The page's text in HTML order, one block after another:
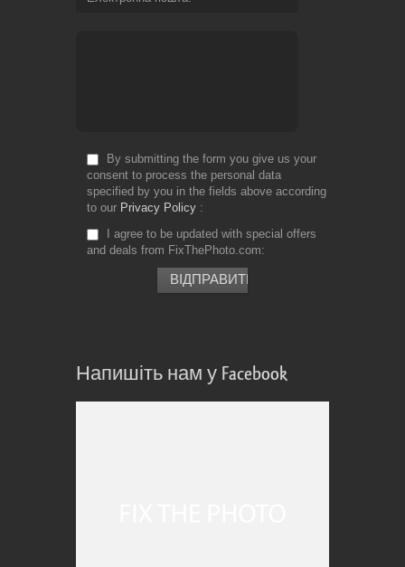
By submitting the form you give us your
consent to process the personal data
specified by you in the fields above according
to our Privacy Policy
I agree to be updated with special offers
and deals from FixThePhoto.com
Напишіть нам у Facebook